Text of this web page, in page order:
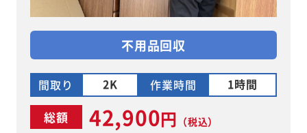
不用品回収
間取り 2K 作業時間 1時間
総額 42,900円 （税込）